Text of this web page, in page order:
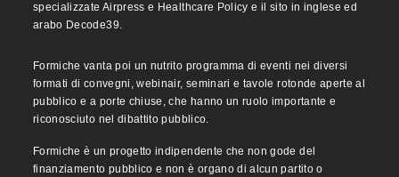
specializzate Airpress e Healthcare Policy e il sito in inglese ed
arabo Decode39.
Formiche vanta poi un nutrito programma di eventi nei diversi
formati di convegni, webinair, seminari e tavole rotonde aperte al
pubblico e a porte chiuse, che hanno un ruolo importante e
riconosciuto nel dibattito pubblico.
Formiche è un progetto indipendente che non gode del
finanziamento pubblico e non è organo di alcun partito o